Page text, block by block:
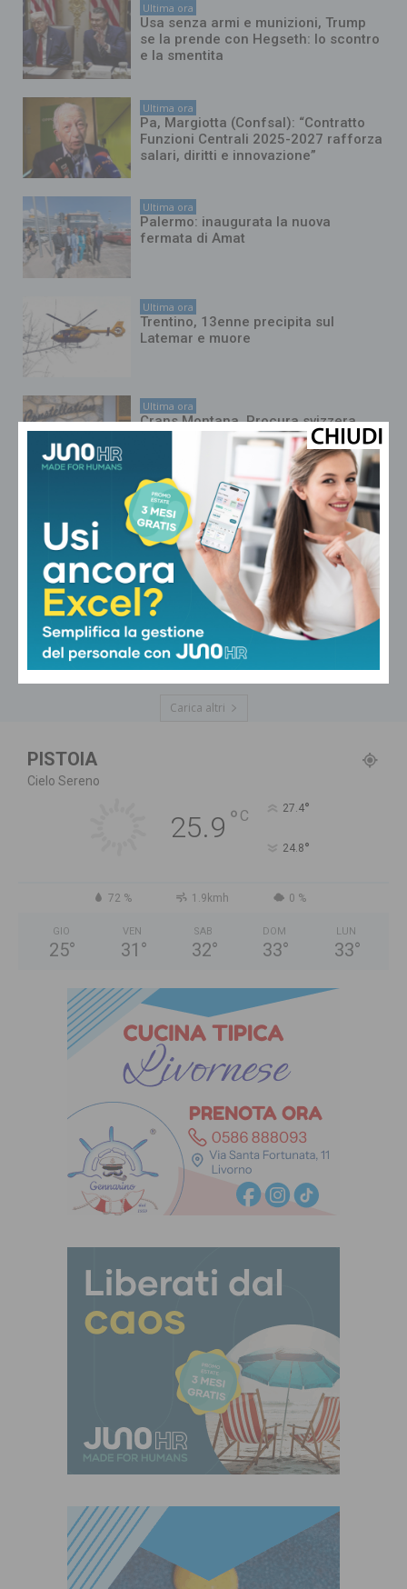
Ultima ora
Usa senza armi e munizioni, Trump
se la prende con Hegseth: lo scontro
e la smentita
Ultima ora
Pa, Margiotta (Confsal): “Contratto
Funzioni Centrali 2025-2027 rafforza
salari, diritti e innovazione”
Ultima ora
Palermo: inaugurata la nuova
fermata di Amat
Ultima ora
Trentino, 13enne precipita sul
Latemar e muore
Ultima ora
Crans Montana, Procura svizzera
respinge costituzione di parte civile
Ultima ora
Covid, Senato Usa dichiara Fauci
colpevole di oltraggio al Congresso
Ultima ora
Carolina Marconi, la corsa al pronto
soccorso: “Certe paure non vanno
mai via”
Carica altri
PISTOIA
Cielo Sereno
25.9 ° C 27.4°
24.8°
72 % 1.9kmh 0 %
GIO
25°
VEN
31 °
SAB
32°
DOM
33°
LUN
33°